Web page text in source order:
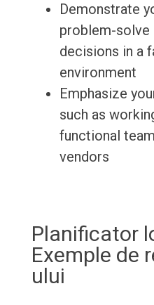
Demonstrate
problem-solve
decisions in a
environment
Emphasize
such as
functional
vendors
Planificator
Exemple de
ului